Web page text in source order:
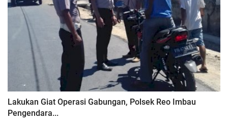
Lakukan Giat Operasi Gabungan, Polsek Reo Imbau
Pengendara...